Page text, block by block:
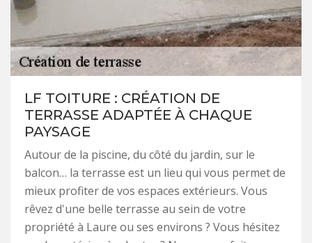
LF TOITURE : CRÉATION DE
TERRASSE ADAPTÉE À CHAQUE
PAYSAGE
Autour de la piscine, du côté du jardin, sur le
balcon… la terrasse est un lieu qui vous permet de
mieux profiter de vos espaces extérieurs. Vous
rêvez d'une belle terrasse au sein de votre
propriété à Laure ou ses environs ? Vous hésitez